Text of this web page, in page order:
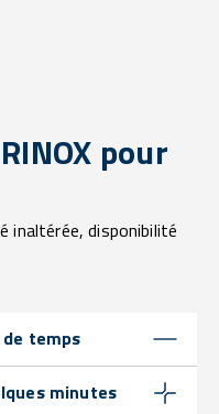
pour
inaltérée, disponibilité
temps
minutes